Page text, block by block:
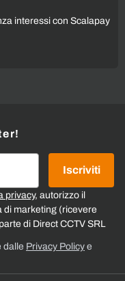
interessi con Scalapay
privacy, autorizzo il
di marketing (ricevere
di Direct CCTV SRL
Iscriviti
dalle Privacy Policy e